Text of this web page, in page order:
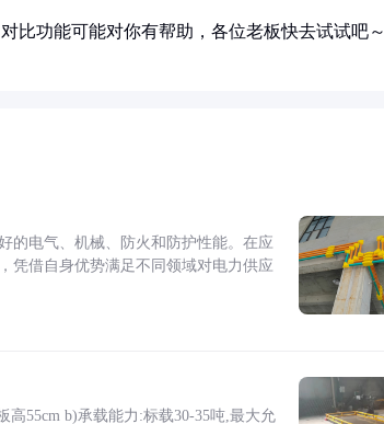
比功能可能对你有帮助，各位老板快去试试吧～
的电气、机械、防火和防护性能。在应
凭借自身优势满足不同领域对电力供应
高55cm b)承载能力:标载30-35吨,最大允